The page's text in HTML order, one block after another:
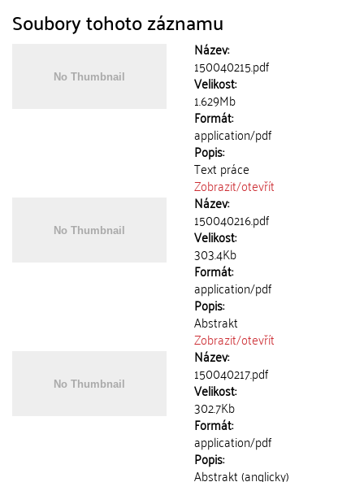
Soubory tohoto záznamu
Název:
150040215.pdf
Velikost:
1.629Mb
Formát:
application/pdf
Popis:
Text práce
Zobrazit/otevřít
Název:
150040216.pdf
Velikost:
303.4Kb
Formát:
application/pdf
Popis:
Abstrakt
Zobrazit/otevřít
Název:
150040217.pdf
Velikost:
302.7Kb
Formát:
application/pdf
Popis:
Abstrakt (anglicky)